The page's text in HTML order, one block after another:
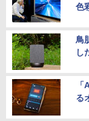
色
鳥
し
る